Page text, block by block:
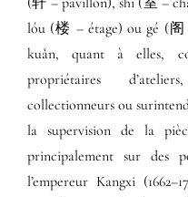
lóu (楼 – étage) ou gé (阁
kuǎn, quant à elles,
propriétaires
collectionneurs ou
la supervision de la
principalement sur des
l’empereur Kangxi